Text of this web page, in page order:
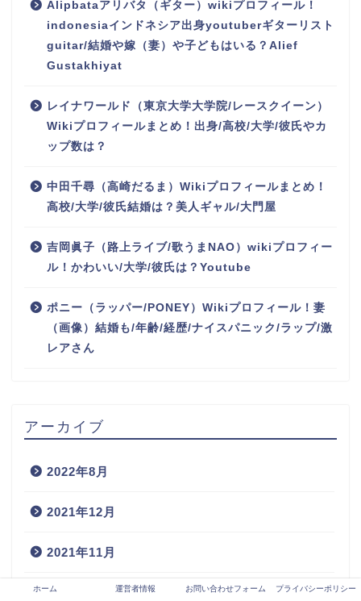
Alipbataアリバタ（ギター）wikiプロフィール！
indonesiaインドネシア出身youtuberギターリスト
guitar/結婚や嫁（妻）や子どもはいる？Alief
Gustakhiyat
レイナワールド（東京大学大学院/レースクイーン）
Wikiプロフィールまとめ！出身/高校/大学/彼氏やカ
ップ数は？
中田千尋（高崎だるま）Wikiプロフィールまとめ！
高校/大学/彼氏結婚は？美人ギャル/大門屋
吉岡眞子（路上ライブ/歌うまNAO）wikiプロフィー
ル！かわいい/大学/彼氏は？Youtube
ポニー（ラッパー/PONEY）Wikiプロフィール！妻
（画像）結婚も/年齢/経歴/ナイスパニック/ラップ/激
レアさん
アーカイブ
2022年8月
2021年12月
2021年11月
2021年10月
ホーム 運営者情報 お問い合わせフォーム プライバシーポリシー